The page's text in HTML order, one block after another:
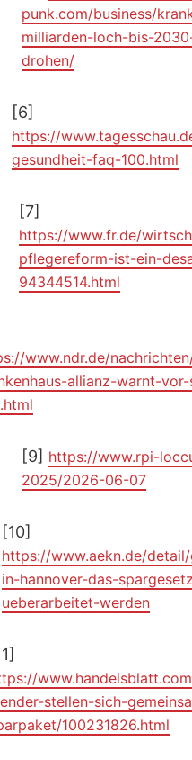
punk.com/business/
milliarden-loch-bis-
drohen/
[6]
https://
gesundheit-faq-100.html
[7]
https://www.fr.de/
pflegereform-ist-ein-
94344514.html
www.ndr.de/
allianz-warnt-
[9] https://www.rpi-
2025/2026-06-07
[10]
https://www.aekn.de/
in-hannover-das-
ueberarbeitet-werden
stellen-sich-
100231826.html